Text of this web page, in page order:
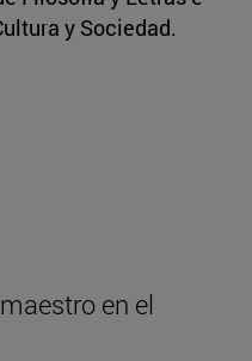
y Sociedad.
en el